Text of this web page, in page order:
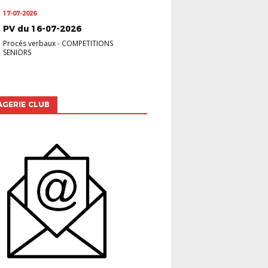
17-07-2026
PV du 16-07-2026
Procés verbaux- COMPETITIONS
SENIORS
CLUB